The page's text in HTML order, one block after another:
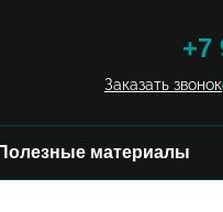
+7
Заказать звонок
Полезные материалы